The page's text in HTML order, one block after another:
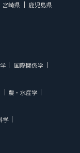
宮崎県
鹿児島県
国際関係学
農・水産学
学